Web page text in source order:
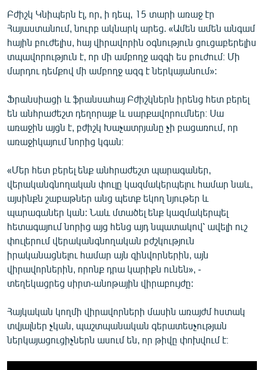
Բժիշկ Կնիպերն էլ, որ, ի դեպ, 15 տարի առաջ էր
Հայաստանում, նուրբ ակնարկ արեց. «Ամեն ամեն անգամ
հային բուժելիս, հայ վիրավորին օգնություն ցուցաբերելիս
տպավորություն է, որ մի ամբողջ ազգի ես բուժում։ Մի
մարդու դեմքով մի ամբողջ ազգ է ներկայանում»:
Ֆրանսիացի և ֆրանսահայ Բժիշկներն իրենց հետ բերել
են անհրաժեշտ դեղորայք և սարքավորումներ։ Սա
առաջին այցն է, բժիշկ Խաչատրյանը չի բացառում, որ
առաջիկայում նորից կգան։
«Մեր հետ բերել ենք անհրաժեշտ պարագաներ,
վերականգնողական փուլը կազմակերպելու համար նաև,
այսինքն շաբաթներ անց պետք եկող նյութեր և
պարագաներ կան: Նաև մտածել ենք կազմակերպել
հետագայում նորից այց հենց այդ նպատակով՝ ավելի ուշ
փուլերում վերականգնողական բժշկություն
իրականացնելու համար այն զինվորներին, այն
վիրավորներին, որոնք դրա կարիքն ունեն», -
տեղեկացրեց սիրտ-անոթային վիրաբույժը:
Հայկական կողմի վիրավորների մասին առայժմ հստակ
տվյալներ չկան, պաշտպանական գերատեսչության
ներկայացուցիչներն ասում են, որ թիվը փոխվում է։